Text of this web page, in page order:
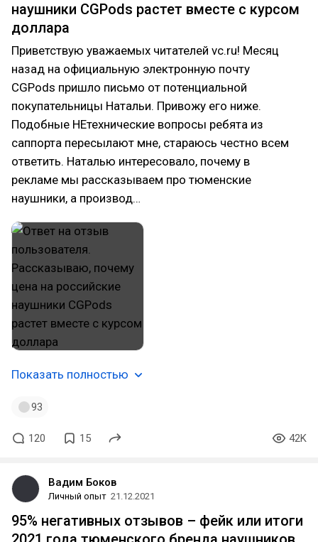
наушники CGPods растет вместе с курсом
доллара
Приветствую уважаемых читателей vc.ru! Месяц
назад на официальную электронную почту
CGPods пришло письмо от потенциальной
покупательницы Натальи. Привожу его ниже.
Подобные НЕтехнические вопросы ребята из
саппорта пересылают мне, стараюсь честно всем
ответить. Наталью интересовало, почему в
рекламе мы рассказываем про тюменские
наушники, а производ…
Показать полностью
93
120 15 42K
Вадим Боков
Личный опыт 21.12.2021
95% негативных отзывов – фейк или итоги